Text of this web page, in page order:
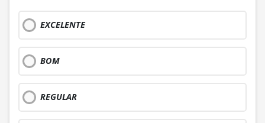
EXCELENTE
BOM
REGULAR